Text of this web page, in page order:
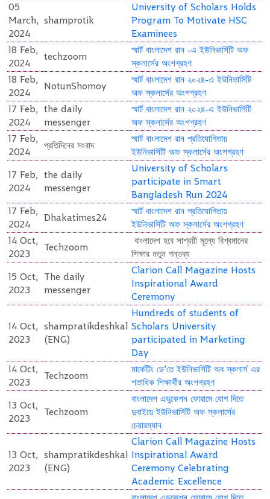
05
March,
2024
shamprotik
University of Scholars Holds
Program To Motivate HSC
Examinees
18 Feb,
2024
techzoom
স্মার্ট বাংলাদেশ রান -এ ইউনিভার্সিটি অফ
স্কলার্সের অংশগ্রহণ
18 Feb,
2024
NotunShomoy
স্মার্ট বাংলাদেশ রান ২০২৪-এ ইউনিভার্সিটি
অফ স্কলার্সের অংশগ্রহণ
17 Feb,
2024
the daily
messenger
স্মার্ট বাংলাদেশ রান ২০২৪-এ ইউনিভার্সিটি
অফ স্কলার্সের অংশগ্রহণ
17 Feb,
2024
প্রতিদিনের সংবাদ
স্মার্ট বাংলাদেশ রান প্রতিযোগিতায়
ইউনিভার্সিটি অফ স্কলার্সের অংশগ্রহণ
17 Feb,
2024
the daily
messenger
University of Scholars
participate in Smart
Bangladesh Run 2024
17 Feb,
2024
Dhakatimes24
স্মার্ট বাংলাদেশ রান প্রতিযোগিতায়
ইউনিভার্সিটি অফ স্কলার্সের অংশগ্রহণ
14 Oct,
2023
Techzoom
বাংলাদেশ হবে সাশ্রয়ী মূল্যে বিশ্বমানের
শিক্ষার নতুন গন্তব্য
15 Oct,
2023
The daily
messenger
Clarion Call Magazine Hosts
Inspirational Award
Ceremony
14 Oct,
2023
shampratikdeshkal
(ENG)
Hundreds of students of
Scholars University
participated in Marketing
Day
14 Oct,
2023
Techzoom
মার্কেটিং ডে’তে ইউনিভার্সিটি অব স্কলার্স এর
শতাধিক শিক্ষার্থীর অংশগ্রহণ
13 Oct,
2023
Techzoom
বাংলাদেশ এডুকেশন ফোরামে যোগ দিতে
দুবাইয়ে ইউনিভার্সিটি অফ স্কলার্সের
চেয়ারম্যান
13 Oct,
2023
shampratikdeshkal
(ENG)
Clarion Call Magazine Hosts
Inspirational Award
Ceremony Celebrating
Academic Excellence